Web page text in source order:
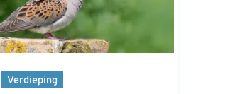
Verdieping